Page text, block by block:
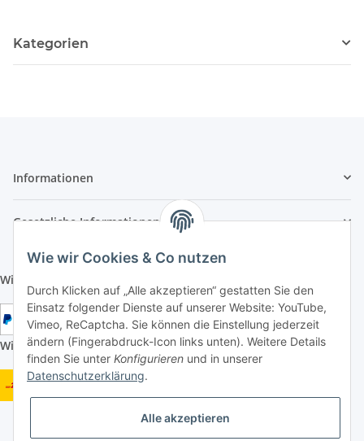
Kategorien
Informationen
Gesetzliche Informationen
Wir aktzeptieren folgende Zahlungsarten:
Wir versenden mit folgenden Versandarten:
Wie wir Cookies & Co nutzen
Durch Klicken auf „Alle akzeptieren“ gestatten Sie den
Einsatz folgender Dienste auf unserer Website: YouTube,
Vimeo, ReCaptcha. Sie können die Einstellung jederzeit
ändern (Fingerabdruck-Icon links unten). Weitere Details
finden Sie unter Konfigurieren und in unserer
Datenschutzerklärung.
Alle akzeptieren